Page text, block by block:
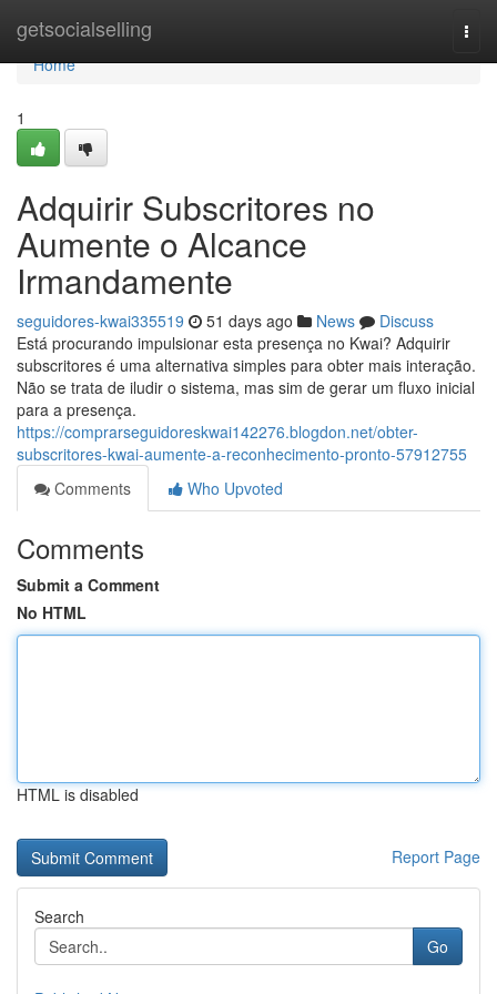
getsocialselling
Home
Home
1
Adquirir Subscritores no
Aumente o Alcance
Irmandamente
seguidores-kwai335519 51 days ago News
Discuss
Está procurando impulsionar esta presença no Kwai? Adquirir
subscritores é uma alternativa simples para obter mais interação.
Não se trata de iludir o sistema, mas sim de gerar um fluxo inicial
para a presença.
https://comprarseguidoreskwai142276.blogdon.net/obter-
subscritores-kwai-aumente-a-reconhecimento-pronto-57912755
Comments
Who Upvoted
Comments
Submit a Comment
No HTML
HTML is disabled
Report Page
Search
Go